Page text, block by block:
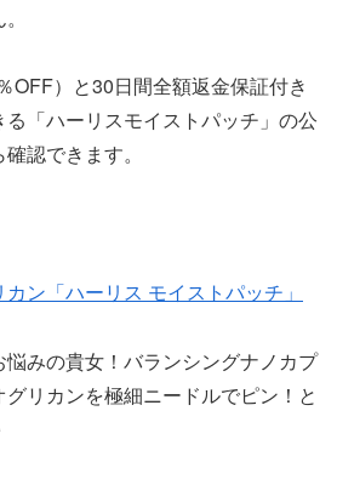
OFF）と30日間全額返金保証付き
「ハーリスモイストパッチ」の公
認できます。
ン「ハーリス モイストパッチ」
みの貴女！バランシングナノカプ
リカンを極細ニードルでピン！と